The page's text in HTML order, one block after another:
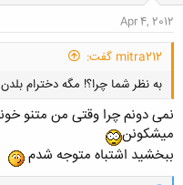
Apr 4, 2012
mitra212 گفت:
به نظر شما چرا؟! مگه دخترام
نمی دونم چرا وقتی من متنو
میشکونن
ببخشید اشتباه متوجه شدم